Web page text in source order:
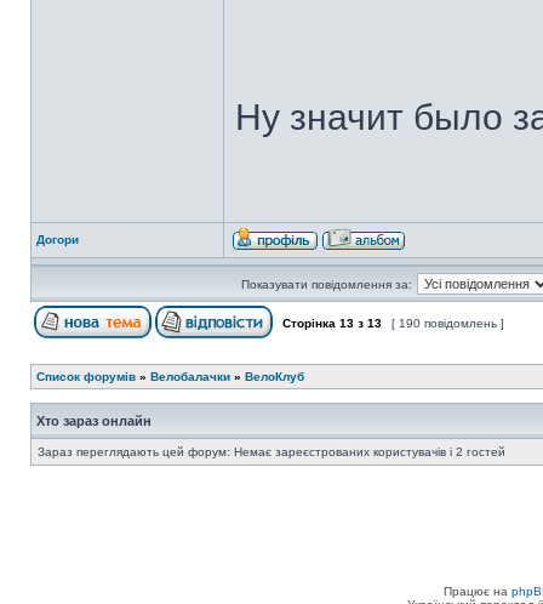
Ну значит было
Догори
Показувати повідомлення за:
Сторінка 13 з 13 [ 190 повідомлень ]
Список форумів » Велобалачки » ВелоКлуб
Хто зараз онлайн
Зараз переглядають цей форум: Немає зареєстрованих користувачів і 2 гостей
Працює на